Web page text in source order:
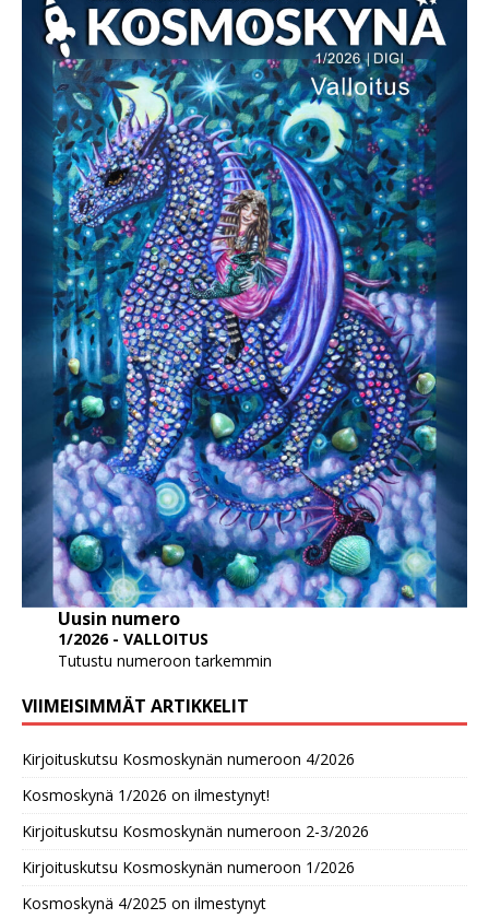
Uusin numero
1/2026 - VALLOITUS
Tutustu numeroon tarkemmin
VIIMEISIMMÄT ARTIKKELIT
Kirjoituskutsu Kosmoskynän numeroon 4/2026
Kosmoskynä 1/2026 on ilmestynyt!
Kirjoituskutsu Kosmoskynän numeroon 2-3/2026
Kirjoituskutsu Kosmoskynän numeroon 1/2026
Kosmoskynä 4/2025 on ilmestynyt